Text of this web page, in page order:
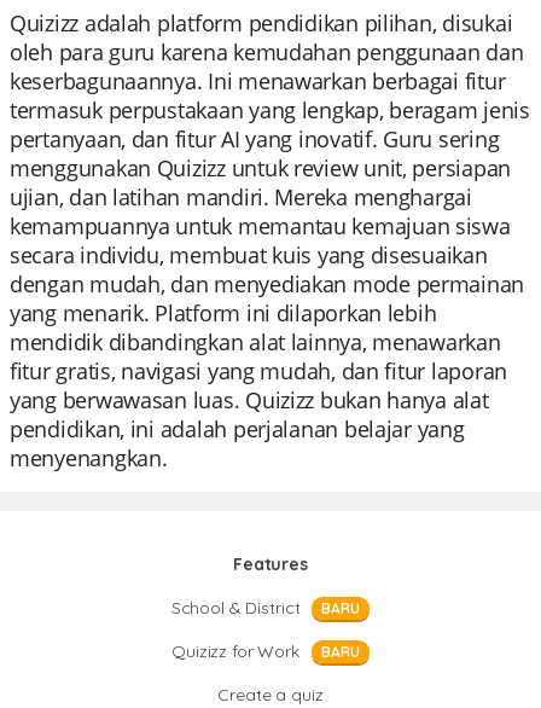
Quizizz adalah platform pendidikan pilihan, disukai
oleh para guru karena kemudahan penggunaan dan
keserbagunaannya. Ini menawarkan berbagai fitur
termasuk perpustakaan yang lengkap, beragam jenis
pertanyaan, dan fitur AI yang inovatif. Guru sering
menggunakan Quizizz untuk review unit, persiapan
ujian, dan latihan mandiri. Mereka menghargai
kemampuannya untuk memantau kemajuan siswa
secara individu, membuat kuis yang disesuaikan
dengan mudah, dan menyediakan mode permainan
yang menarik. Platform ini dilaporkan lebih
mendidik dibandingkan alat lainnya, menawarkan
fitur gratis, navigasi yang mudah, dan fitur laporan
yang berwawasan luas. Quizizz bukan hanya alat
pendidikan, ini adalah perjalanan belajar yang
menyenangkan.
Features
School & District
BARU
Quizizz for Work BARU
Create a quiz